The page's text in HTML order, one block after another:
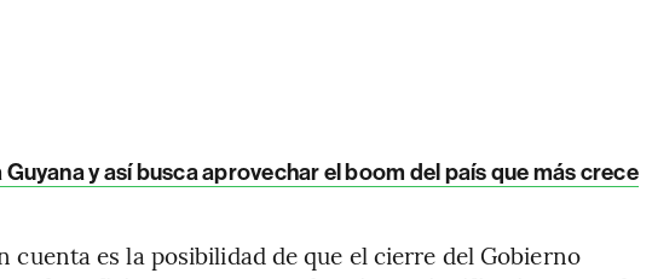
y así busca aprovechar el boom del país que más crece
es la posibilidad de que el cierre del Gobierno